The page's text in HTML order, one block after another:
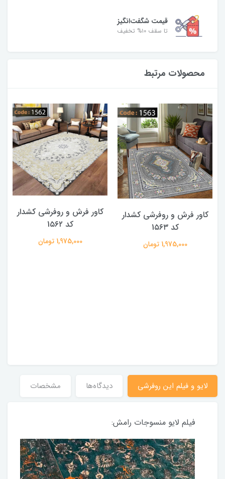
قیمت شگفت‌انگیز
تا سقف ۱۰% تخفیف
محصولات مرتبط
کاور فرش و روفرشی کشدار
کد 1۵۶۳
1,975,000 تومان
کاور فرش و روفرشی کشدار
کد 1۵۶۲
1,975,000 تومان
لایو و فیلم این روفرشی دیدگاه‌ها مشخصات
فیلم لایو منسوجات رامش: